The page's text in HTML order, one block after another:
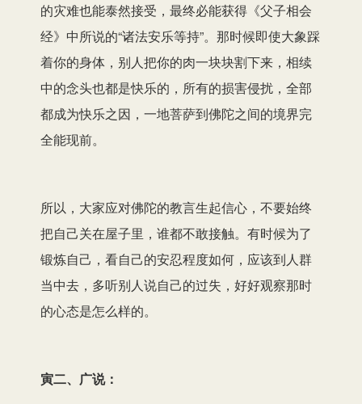
的灾难也能泰然接受，最终必能获得《父子相会
经》中所说的“诸法安乐等持”。那时候即使大象踩
着你的身体，别人把你的肉一块块割下来，相续
中的念头也都是快乐的，所有的损害侵扰，全部
都成为快乐之因，一地菩萨到佛陀之间的境界完
全能现前。
所以，大家应对佛陀的教言生起信心，不要始终
把自己关在屋子里，谁都不敢接触。有时候为了
锻炼自己，看自己的安忍程度如何，应该到人群
当中去，多听别人说自己的过失，好好观察那时
的心态是怎么样的。
寅二、广说：